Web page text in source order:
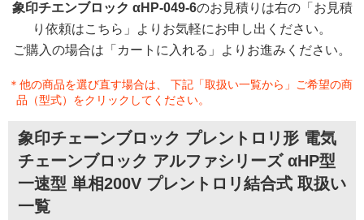
象印チエンブロック αHP-049-6のお見積りは右の「お見積
り依頼はこちら」よりお気軽にお申し出ください。
ご購入の場合は「カートに入れる」よりお進みください。
＊他の商品を選び直す場合は、 下記「取扱い一覧から」ご希望の商
品（型式）をクリックしてください。
象印チェーンブロック プレントロリ形 電気
チェーンブロック アルファシリーズ αHP型
一速型 単相200V プレントロリ結合式 取扱い
一覧